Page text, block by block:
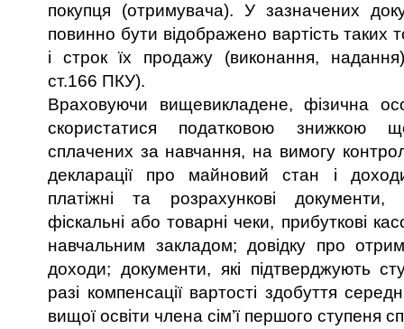
покупця (отримувача). У зазначених
повинно бути відображено вартість таких
і строк їх продажу (виконання,
ст.166 ПКУ).
Враховуючи вищевикладене, фізична
скористатися податковою знижкою
сплачених за навчання, на вимогу
декларації про майновий стан і
платіжні та розрахункові документи,
фіскальні або товарні чеки, прибуткові
навчальним закладом; довідку про
доходи; документи, які підтверджують
разі компенсації вартості здобуття
вищої освіти члена сім’ї першого ступеня